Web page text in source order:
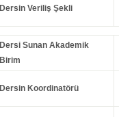
Dersin Veriliş Şekli
Dersi Sunan Akademik
Birim
Dersin Koordinatörü